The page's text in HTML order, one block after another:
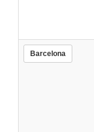
Barcelona